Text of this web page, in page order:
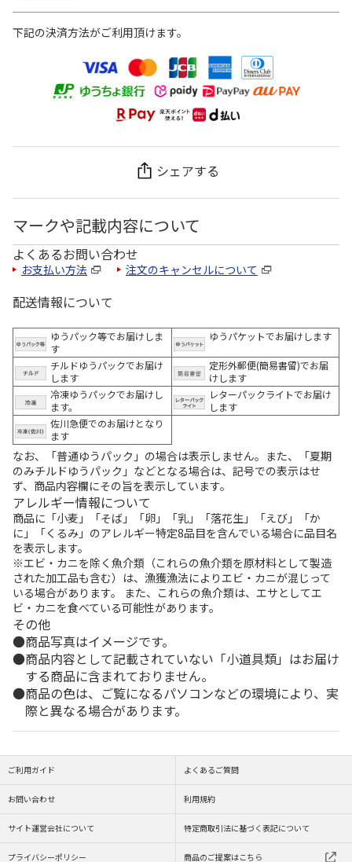
下記の決済方法がご利用頂けます。
シェアする
マークや記載内容について
よくあるお問い合わせ
お支払い方法 注文のキャンセルについて
配送情報について
ゆうパック等でお届けしま
す
ゆうパケットでお届けします
チルドゆうパックでお届け
します
定形外郵便(簡易書留)でお届
けします
冷凍ゆうパックでお届けし
ます。
レターパックライトでお届け
します
佐川急便でのお届けとなり
ます
なお、「普通ゆうパック」の場合は表示しません。また、「夏期
のみチルドゆうパック」などとなる場合は、記号での表示はせ
ず、商品内容欄にその旨を表示しています。
アレルギー情報について
商品に「小麦」「そば」「卵」「乳」「落花生」「えび」「か
に」「くるみ」のアレルギー特定8品目を含んでいる場合に品目名
を表示します。
※エビ・カニを除く魚介類（これらの魚介類を原材料として製造
された加工品も含む）は、漁獲漁法によりエビ・カニが混じって
いる場合があります。 また、これらの魚介類は、エサとしてエ
ビ・カニを食べている可能性があります。
その他
商品写真はイメージです。
商品内容として記載されていない「小道具類」はお届け
する商品に含まれておりません。
商品の色は、ご覧になるパソコンなどの環境により、実
際と異なる場合があります。
ご利用ガイド よくあるご質問
お問い合わせ 利用規約
サイト運営会社について 特定商取引法に基づく表記について
プライバシーポリシー 商品のご提案はこちら